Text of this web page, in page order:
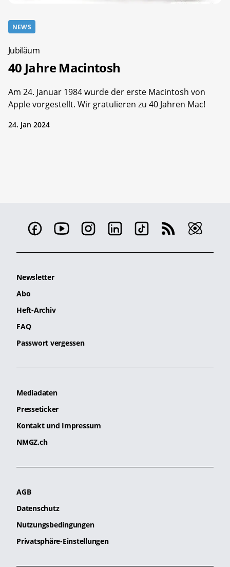
NEWS
Jubiläum
40 Jahre Macintosh
Am 24. Januar 1984 wurde der erste Macintosh von
Apple vorgestellt. Wir gratulieren zu 40 Jahren Mac!
24. Jan 2024
Newsletter
Abo
Heft-Archiv
FAQ
Passwort vergessen
Mediadaten
Presseticker
Kontakt und Impressum
NMGZ.ch
AGB
Datenschutz
Nutzungsbedingungen
Privatsphäre-Einstellungen